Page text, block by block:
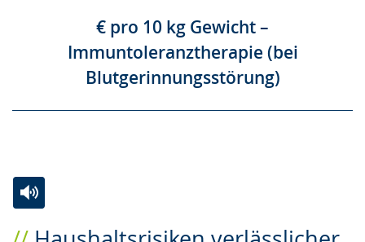
€ pro 10 kg Gewicht –
Immuntoleranztherapie (bei
Blutgerinnungsstörung)